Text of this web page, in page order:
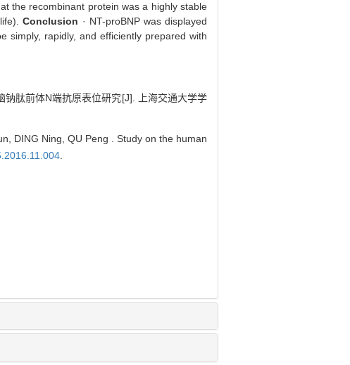
the recombinant protein was a highly stable
life).Conclusion · NT-proBNP was displayed
simply, rapidly, and efficiently prepared with
肽前体N端抗原表位研究[J]. 上海交通大学学
DING Ning, QU Peng . Study on the human
.